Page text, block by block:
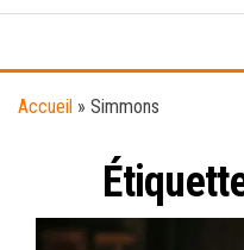
Accueil » Simmons